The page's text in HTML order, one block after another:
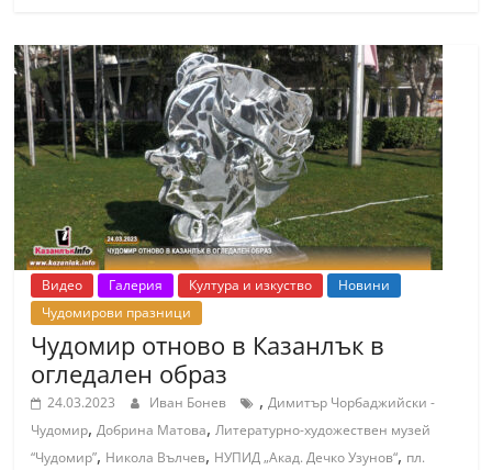
Видео Галерия Култура и изкуство
Новини
Чудомирови празници
Чудомир отново в Казанлък в
огледален образ
24.03.2023 Иван Бонев ,Димитър Чорбаджийски -
Чудомир,Добрина Матова,Литературно-художествен музей
“Чудомир”, Никола Вълчев, НУПИД „Акад. Дечко Узунов“, пл.